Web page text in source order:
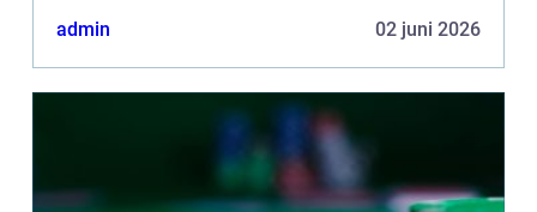
admin 02 juni 2026